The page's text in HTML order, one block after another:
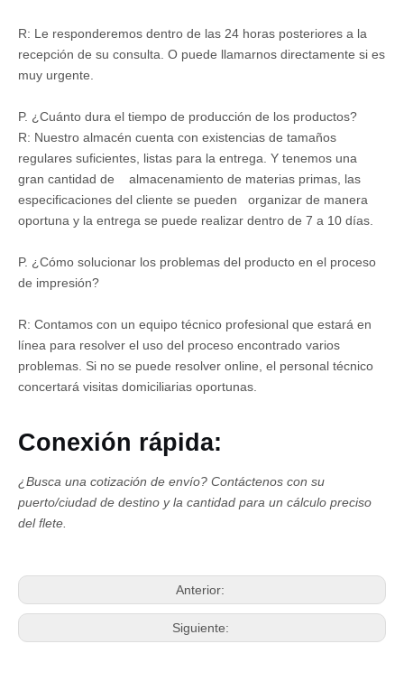
R: Le responderemos dentro de las 24 horas posteriores a la
recepción de su consulta. O puede llamarnos directamente si es
muy urgente.
P. ¿Cuánto dura el tiempo de producción de los productos?
R: Nuestro almacén cuenta con existencias de tamaños
regulares suficientes, listas para la entrega. Y tenemos una
gran cantidad de almacenamiento de materias primas, las
especificaciones del cliente se pueden organizar de manera
oportuna y la entrega se puede realizar dentro de 7 a 10 días.
P. ¿Cómo solucionar los problemas del producto en el proceso
de impresión?
R: Contamos con un equipo técnico profesional que estará en
línea para resolver el uso del proceso encontrado varios
problemas. Si no se puede resolver online, el personal técnico
concertará visitas domiciliarias oportunas.
Conexión rápida:
¿Busca una cotización de envío? Contáctenos con su
puerto/ciudad de destino y la cantidad para un cálculo preciso
del flete.
Anterior:
Siguiente: